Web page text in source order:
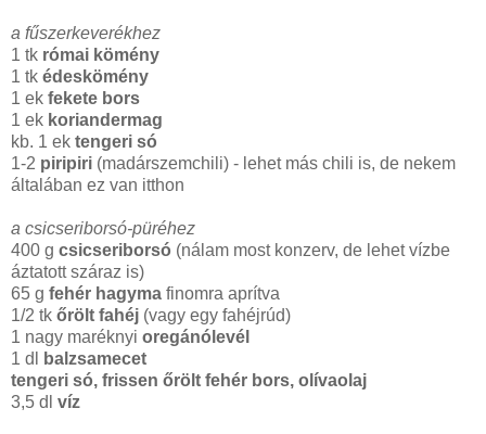
a fűszerkeverékhez
1 tk római kömény
1 tk édeskömény
1 ek fekete bors
1 ek koriandermag
kb. 1 ek tengeri só
1-2 piripiri (madárszemchili) - lehet más chili is, de nekem
általában ez van itthon
a csicseriborsó-püréhez
400 g csicseriborsó (nálam most konzerv, de lehet vízbe
áztatott száraz is)
65 g fehér hagyma finomra aprítva
1/2 tk őrölt fahéj (vagy egy fahéjrúd)
1 nagy maréknyi oregánólevél
1 dl
balzsamecet
tengeri só, frissen őrölt fehér bors, olívaolaj
3,5 dl víz